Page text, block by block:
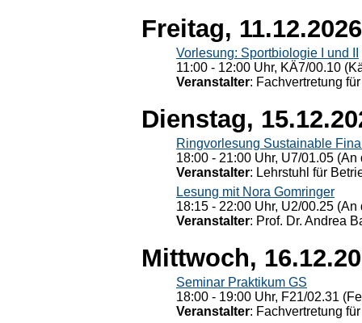
Freitag, 11.12.2026
Vorlesung: Sportbiologie I und II
11:00 - 12:00 Uhr, KÄ7/00.10
Veranstalter: Fachvertretung
Dienstag,
Ringvorlesung Sustainable
18:00 - 21:00 Uhr, U7/01.05
Veranstalter: Lehrstuhl für
Lesung mit Nora Gomringer
18:15 - 22:00 Uhr, U2/00.25
Veranstalter: Prof. Dr. Andrea
Mittwoch,
Seminar Praktikum GS
18:00 - 19:00 Uhr, F21/02.31
Veranstalter: Fachvertretung